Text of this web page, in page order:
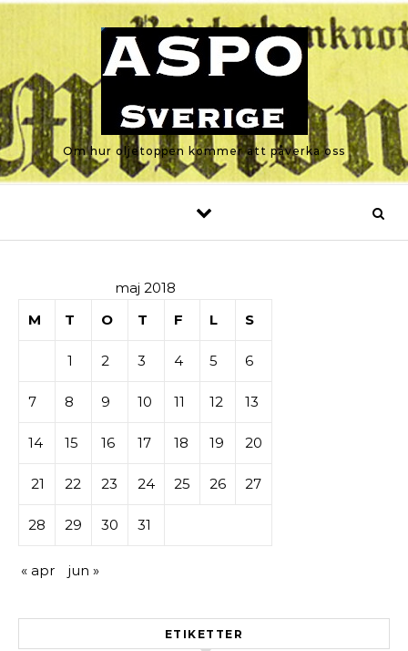
Skip to content
Om hur oljetoppen kommer att påverka oss
maj 2018
M
T O T F L S
1 2 3 4 5 6
7 8 9 10 11 12 13
14 15 16 17 18 19 20
21 22 23 24 25 26 27
28 29 30 31
« apr jun »
ETIKETTER